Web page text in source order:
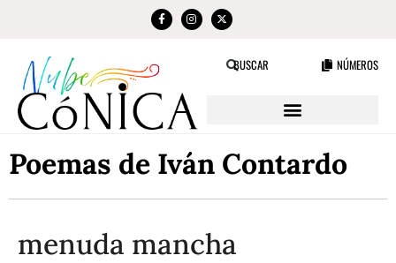
BUSCAR NÚMEROS
Poemas de Iván Contardo
menuda mancha